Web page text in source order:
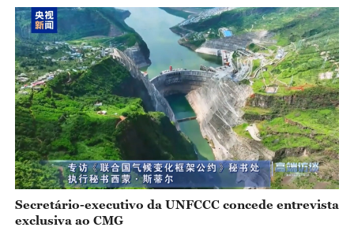
Secretário-executivo da UNFCCC concede entrevista
exclusiva ao CMG